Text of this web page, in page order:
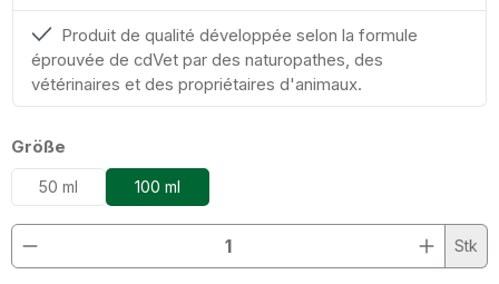
Produit de qualité développée selon la formule
éprouvée de cdVet par des naturopathes, des
vétérinaires et des propriétaires d'animaux.
Sélectionnez
Größe
50 ml 100 ml
Quantité de produit : Entrez la quantité souhaitée
Stk